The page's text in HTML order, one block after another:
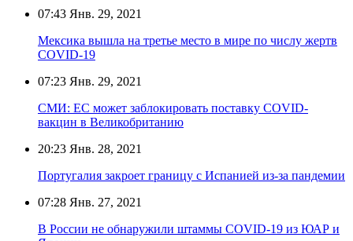
07:43 Янв. 29, 2021
Мексика вышла на третье место в мире по числу жертв
COVID-19
07:23 Янв. 29, 2021
СМИ: ЕС может заблокировать поставку COVID-
вакцин в Великобританию
20:23 Янв. 28, 2021
Португалия закроет границу с Испанией из-за пандемии
07:28 Янв. 27, 2021
В России не обнаружили штаммы COVID-19 из ЮАР и